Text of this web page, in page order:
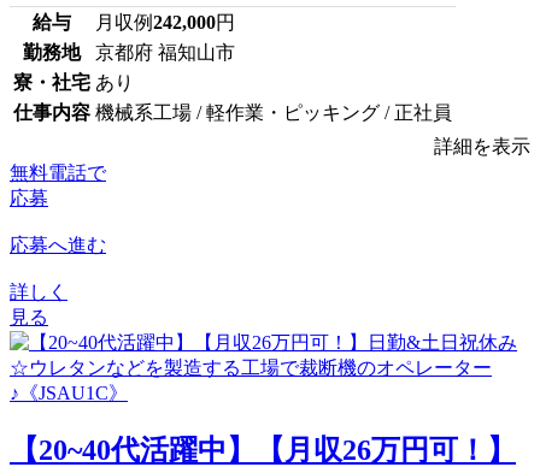
給与 月収例242,000円
勤務地
京都府 福知山市
寮・社宅 あり
仕事内容 機械系工場 / 軽作業・ピッキング / 正社員
詳細を表示
無料電話で
応募
応募へ進む
詳しく
見る
【20~40代活躍中】【月収26万円可！】